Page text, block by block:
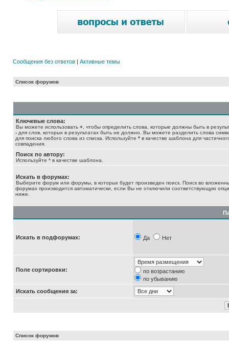
Сообщения без ответов | Активные темы
Список форумов
Ключевые слова:
Вы можете использовать + , чтобы определить слова, которые должны быть в
- для слов, которых в результатах быть не должно. Вы можете разделить слова
для поиска любого слова из списка. Используйте * в качестве шаблона для
совпадения.
Поиск по автору:
Используйте * в качестве шаблона.
Искать в форумах:
Выберите форум или форумы, в которых будет произведен поиск. Поиск во
форумах производится автоматически, если Вы не отключили соответствующую
ниже.
Искать в подфорумах: Да Нет
Поле сортировки:
по возрастанию
по убыванию
Искать сообщения за:
Список форумов